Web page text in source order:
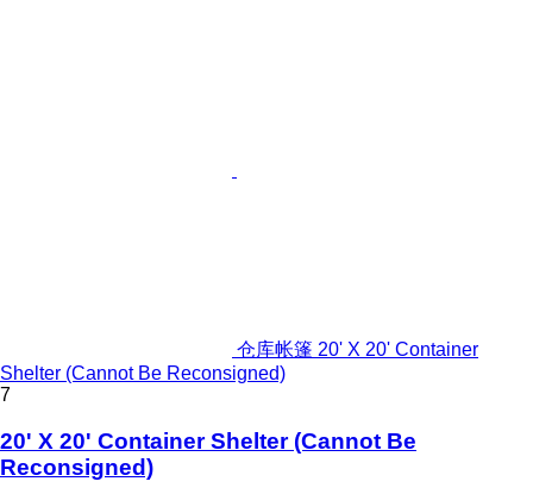
仓库帐篷 20' X 20' Container
Shelter (Cannot Be Reconsigned)
7
20' X 20' Container Shelter (Cannot Be
Reconsigned)